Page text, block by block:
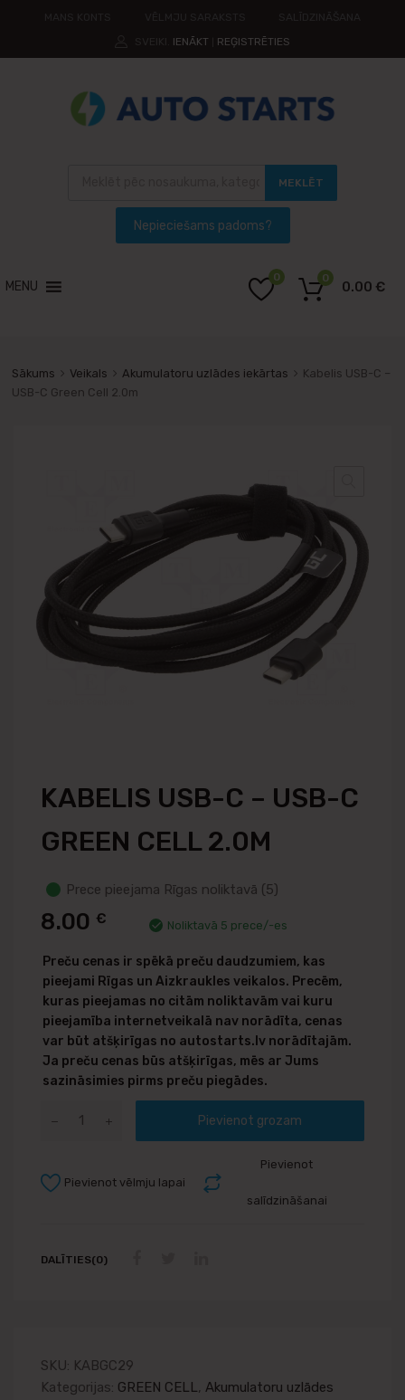
IENĀKT REĢISTRĒTIES
MEKLĒT
MENU
0
0.00 €
0
Sākums Veikals Akumulatoru uzlādes iekārtas
Kabelis USB-C –
USB-C Green Cell 2.0m
KABELIS USB-C – USB-C
GREEN CELL 2.0M
Prece pieejama Rīgas noliktavā (5)
8.00 € Noliktavā 5 prece/-es
Preču cenas ir spēkā preču daudzumiem, kas
pieejami Rīgas un Aizkraukles veikalos. Precēm,
kuras pieejamas no citām noliktavām vai kuru
pieejamība internetveikalā nav norādīta, cenas
var būt atšķirīgas no autostarts.lv norādītajām.
Ja preču cenas būs atšķirīgas, mēs ar Jums
sazināsimies pirms preču piegādes.
Pievienot grozam
Pievienot
salīdzināšanai
Pievienot vēlmju lapai
DALĪTIES(0)
SKU: KABGC29
Kategorijas: GREEN CELL, Akumulatoru uzlādes